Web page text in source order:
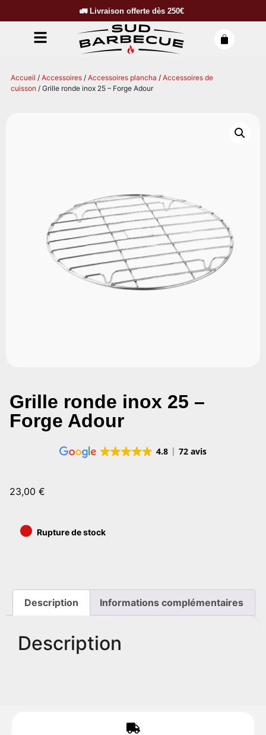
🚛 Livraison offerte dès 250€
Accueil / Accessoires / Accessoires plancha / Accessoires de
cuisson / Grille ronde inox 25 – Forge Adour
Grille ronde inox 25 –
Forge Adour
4.8 72 avis
23,00 €
• Rupture de stock
Description Informations complémentaires
Description